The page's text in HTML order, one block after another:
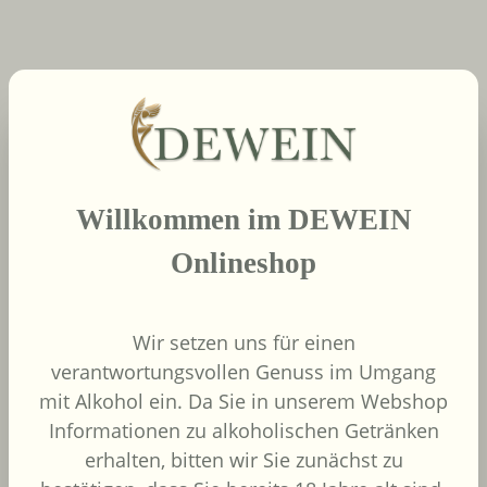
Produktgalerie überspringen
neue Produkte
2022
African Pride Wines
- Forager Red -
Südafrika
Grenache, Shiraz
Willkommen im DEWEIN
Onlineshop
Wir setzen uns für einen
verantwortungsvollen Genuss im Umgang
mit Alkohol ein. Da Sie in unserem Webshop
Informationen zu alkoholischen Getränken
erhalten, bitten wir Sie zunächst zu